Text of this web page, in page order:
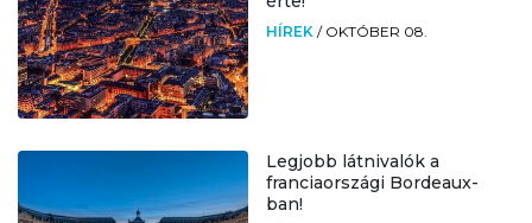
HÍREK / OKTÓBER 08.
Legjobb látnivalók a
franciaországi Bordeaux-
ban!